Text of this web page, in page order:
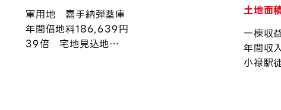
軍用地 嘉手納弾薬庫
年間借地料186,639円
39倍 宅地見込地
土地面
一棟収
年間収
小禄駅